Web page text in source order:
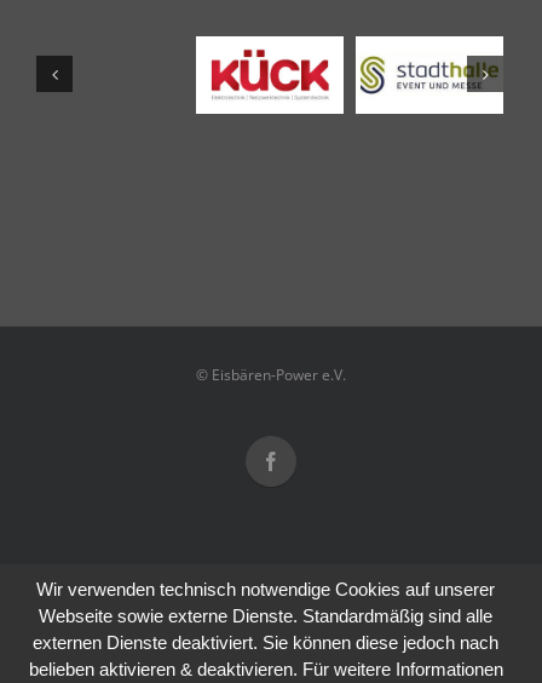
© Eisbären-Power e.V.
Wir verwenden technisch notwendige Cookies auf unserer
Webseite sowie externe Dienste. Standardmäßig sind alle
externen Dienste deaktiviert. Sie können diese jedoch nach
belieben aktivieren & deaktivieren. Für weitere Informationen